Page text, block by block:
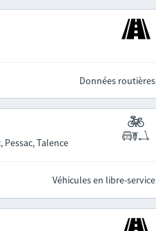
Données routières
Talence
Véhicules en libre-service